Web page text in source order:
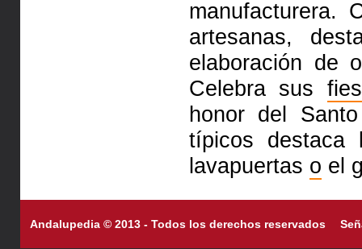
manufacturera.
artesanas,
elaboración de
Celebra sus
honor del
típicos
lavapuertas o el
Andalupedia © 2013 - Todos los derechos reservados